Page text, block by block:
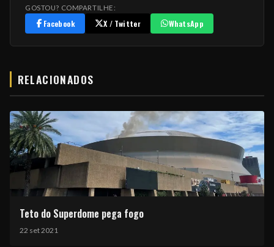
GOSTOU? COMPARTILHE:
Facebook X / Twitter WhatsApp
RELACIONADOS
Teto do Superdome pega fogo
22 set 2021